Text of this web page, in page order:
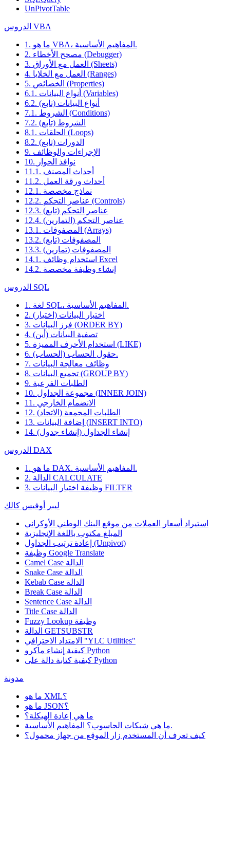
UnPivotTable
الدروس VBA
1. ما هو VBA، المفاهيم الأساسية.
2. مصحح الأخطاء (Debugger)
3. العمل مع الأوراق (Sheets)
4. العمل مع الخلايا (Ranges)
5. الخصائص (Properties)
6.1. أنواع البيانات (Variables)
6.2. أنواع البيانات (تابع)
7.1. الشروط (Conditions)
7.2. الشروط (تابع)
8.1. الحلقات (Loops)
8.2. الدورات (تابع)
9. الإجراءات والوظائف
10. نوافذ الحوار
11.1. أحداث المصنف
11.2. أحداث ورقة العمل
12.1. نماذج مخصصة
12.2. عناصر التحكم (Controls)
12.3. عناصر التحكم (تابع)
12.4. عناصر التحكم (التمارين)
13.1. المصفوفات (Arrays)
13.2. المصفوفات (تابع)
13.3. المصفوفات (تمارين)
14.1. استخدام وظائف Excel
14.2. إنشاء وظيفة مخصصة
الدروس SQL
1. لغة SQL، المفاهيم الأساسية.
2. اختيار البيانات (اختيار)
3. فرز البيانات (ORDER BY)
4. تصفية البيانات (أين)
5. استخدام الأحرف المميزة (LIKE)
6. حقول الحساب (الحساب).
7. وظائف معالجة البيانات
8. تجميع البيانات (GROUP BY)
9. الطلبات الفرعية
10. مجموعة الجداول (INNER JOIN)
11. الانضمام الخارجي
12. الطلبات المجمعة (الاتحاد)
13. إضافة البيانات (INSERT INTO)
14. إنشاء الجداول (إنشاء جدول)
الدروس DAX
1. ما هو DAX. المفاهيم الأساسية.
2. الدالة CALCULATE
3. وظيفة اختيار البيانات FILTER
ليبر أوفيس كالك
استيراد أسعار العملات من موقع البنك الوطني الأوكراني
المبلغ مكتوب باللغة الإنجليزية
إعادة ترتيب الجداول (Unpivot)
Google Translate
Camel Case الدالة
Snake Case الدالة
Kebab Case الدالة
Break Case الدالة
Sentence Case الدالة
Title Case الدالة
Fuzzy Lookup وظيفة
الدالة GETSUBSTR
الامتداد الاحترافي "YLC Utilities"
كيفية إنشاء ماكرو Python
كيفية كتابة دالة على Python
مدونة
ما هو XML؟
ما هو JSON؟
ما هي إعادة الهيكلة؟
ما هي شبكات الحاسوب؟ المفاهيم الأساسية.
كيف تعرف أن المستخدم زار الموقع من جهاز محمول؟